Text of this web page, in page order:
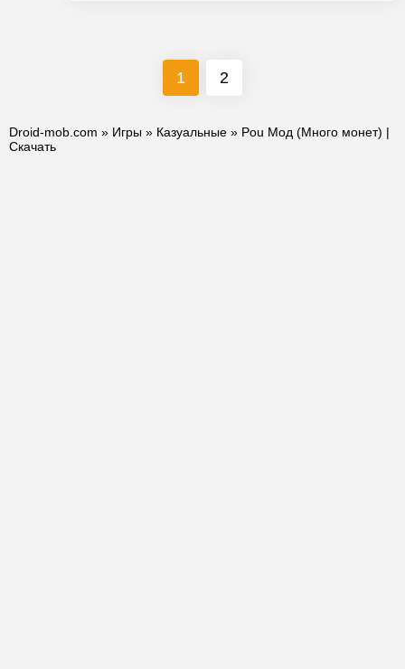
1 2
Droid-mob.com » Игры » Казуальные » Pou Мод (Много монет) |
Скачать